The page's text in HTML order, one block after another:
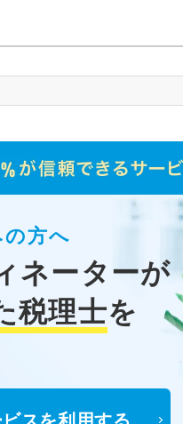
方へ
ネーターが
税理士を